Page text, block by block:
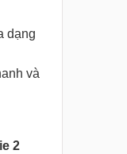
dạng
và
2